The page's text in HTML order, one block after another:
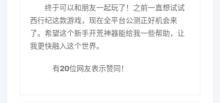
终于可以和朋友一起玩了！之前一直想试试
西行纪这款游戏，现在全平台公测正好机会来
了。希望这个新手开荒神器能给我一些帮助，让
我更快融入这个世界。
有20位网友表示赞同！